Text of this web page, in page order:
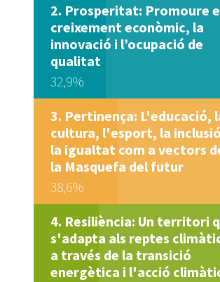
Prosperitat: Promoure
creixement econòmic, la
innovació i l’ocupació de
qualitat
32,9%
Pertinença: L'educació,
cultura, l'esport, la
la igualtat com a vectors
la Masquefa del futur
38,6%
Resiliència: Un territori
s'adapta als reptes
a través de la transició
energètica i l'acció